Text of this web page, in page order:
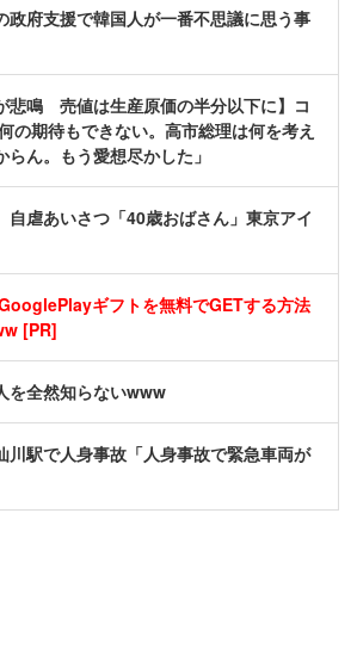
政府支援で韓国人が一番不思議に思う事
悲鳴 売値は生産原価の半分以下に】コ
の期待もできない。高市総理は何を考え
ん。もう愛想尽かした」
自虐あいさつ「40歳おばさん」東京アイ
ギフトを無料でGETする方法
[PR]
を全然知らないwww
川駅で人身事故「人身事故で緊急車両が